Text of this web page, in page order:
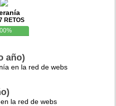
RETOS
año)
en la red de webs
la red de webs